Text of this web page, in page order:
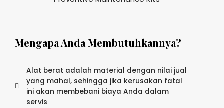
Mengapa Anda Membutuhkannya?
Alat berat adalah material dengan nilai jual
yang mahal, sehingga jika kerusakan fatal
ini akan membebani biaya Anda dalam
servis